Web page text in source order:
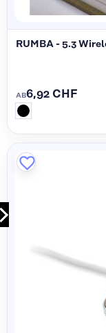
RUMBA - 5.3
AB6,92 CHF